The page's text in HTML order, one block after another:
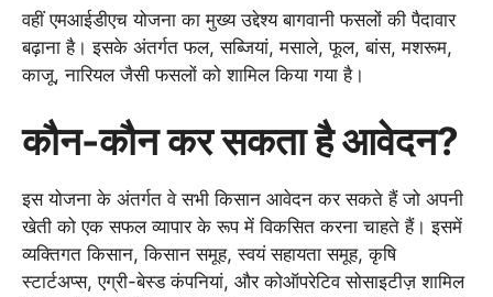
वहीं एमआईडीएच योजना का मुख्य उद्देश्य बागवानी फसलों की पैदावार
बढ़ाना है। इसके अंतर्गत फल, सब्जियां, मसाले, फूल, बांस, मशरूम,
काजू, नारियल जैसी फसलों को शामिल किया गया है।
कौन-कौन कर सकता है आवेदन?
इस योजना के अंतर्गत वे सभी किसान आवेदन कर सकते हैं जो अपनी
खेती को एक सफल व्यापार के रूप में विकसित करना चाहते हैं। इसमें
व्यक्तिगत किसान, किसान समूह, स्वयं सहायता समूह, कृषि
स्टार्टअप्स, एग्री-बेस्ड कंपनियां, और कोऑपरेटिव सोसाइटीज़ शामिल